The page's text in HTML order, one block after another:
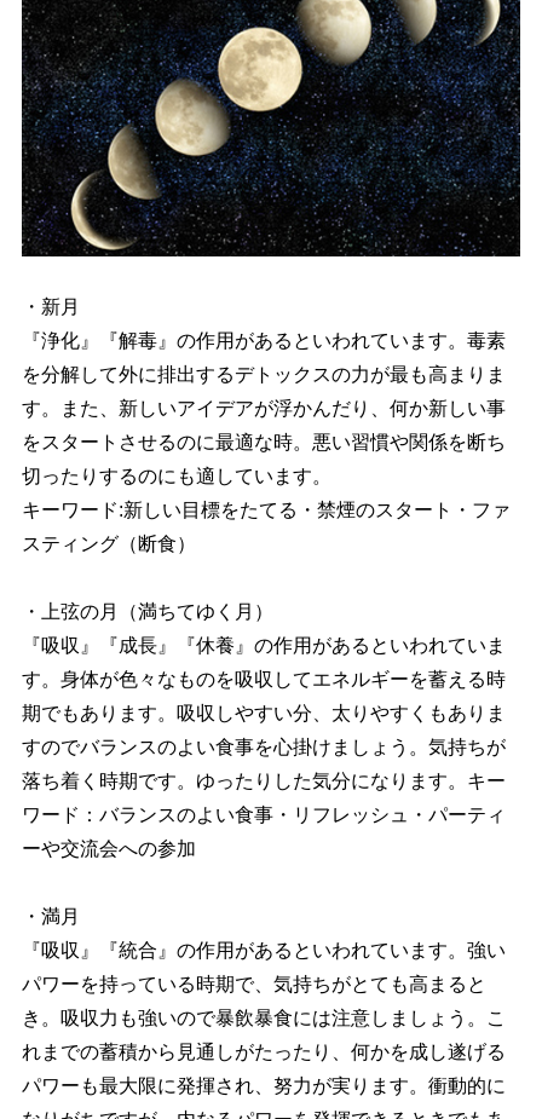
・新月
『浄化』『解毒』の作用があるといわれています。毒素
を分解して外に排出するデトックスの力が最も高まりま
す。また、新しいアイデアが浮かんだり、何か新しい事
をスタートさせるのに最適な時。悪い習慣や関係を断ち
切ったりするのにも適しています。
キーワード:新しい目標をたてる・禁煙のスタート・ファ
スティング（断食）
・上弦の月（満ちてゆく月）
『吸収』『成長』『休養』の作用があるといわれていま
す。身体が色々なものを吸収してエネルギーを蓄える時
期でもあります。吸収しやすい分、太りやすくもありま
すのでバランスのよい食事を心掛けましょう。気持ちが
落ち着く時期です。ゆったりした気分になります。キー
ワード：バランスのよい食事・リフレッシュ・パーティ
ーや交流会への参加
・満月
『吸収』『統合』の作用があるといわれています。強い
パワーを持っている時期で、気持ちがとても高まると
き。吸収力も強いので暴飲暴食には注意しましょう。こ
れまでの蓄積から見通しがたったり、何かを成し遂げる
パワーも最大限に発揮され、努力が実ります。衝動的に